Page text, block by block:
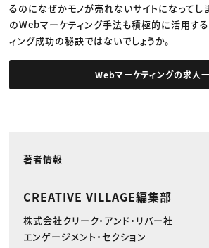
るのになぜかモノが売れないサイトになってし
のWebマーケティング手法も積極的に活用する
ィング成功の秘訣ではないでしょうか。
Webマーケティングの求人
著者情報
CREATIVE VILLAGE編集部
株式会社クリーク・アンド・リバー社
エンゲージメント・セクション